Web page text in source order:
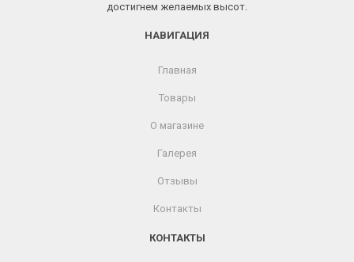
достигнем желаемых высот.
НАВИГАЦИЯ
Главная
Товары
О магазине
Галерея
Отзывы
Контакты
КОНТАКТЫ